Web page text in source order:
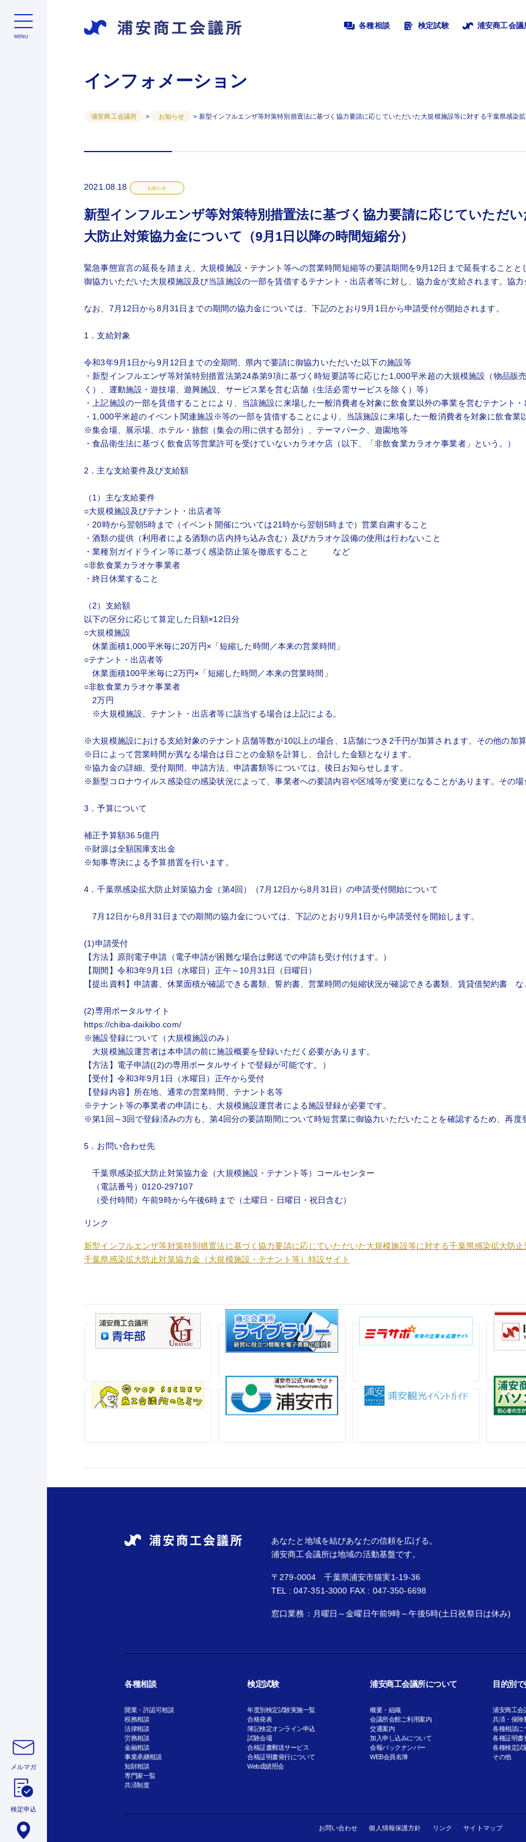
メルマガ
検定申込
各種相談 検定試験 浦安商工会議
インフォメーション
浦安商工会議所 > お知らせ > 新型インフルエンザ等対策特別措置法に基づく協力要請に応じていただいた大規模施設等に対する千葉県感染
2021.08.18 お知らせ
新型インフルエンザ等対策特別措置法に基づく協力要請に応じていただ
大防止対策協力金について（9月1日以降の時間短縮分）
緊急事態宣言の延長を踏まえ、大規模施設・テナント等への営業時間短縮等の要請期間を9月12日まで延長すること
御協力いただいた大規模施設及び当該施設の一部を賃借するテナント・出店者等に対し、協力金が支給されます。協
なお、7月12日から8月31日までの期間の協力金については、下記のとおり9月1日から申請受付が開始されます。
1．支給対象
令和3年9月1日から9月12日までの全期間、県内で要請に御協力いただいた以下の施設等
・新型インフルエンザ等対策特別措置法第24条第9項に基づく時短要請等に応じた1,000平米超の大規模施設（物品販
く）、運動施設・遊技場、遊興施設、サービス業を営む店舗（生活必需サービスを除く）等）
・上記施設の一部を賃借することにより、当該施設に来場した一般消費者を対象に飲食業以外の事業を営むテナント
・1,000平米超のイベント関連施設※等の一部を賃借することにより、当該施設に来場した一般消費者を対象に飲食業
※集会場、展示場、ホテル・旅館（集会の用に供する部分）、テーマパーク、遊園地等
・食品衛生法に基づく飲食店等営業許可を受けていないカラオケ店（以下、「非飲食業カラオケ事業者」という。）
2．主な支給要件及び支給額
（1）主な支給要件
○大規模施設及びテナント・出店者等
・20時から翌朝5時まで（イベント開催については21時から翌朝5時まで）営業自粛すること
・酒類の提供（利用者による酒類の店内持ち込み含む）及びカラオケ設備の使用は行わないこと
・業種別ガイドライン等に基づく感染防止策を徹底すること など
○非飲食業カラオケ事業者
・終日休業すること
（2）支給額
以下の区分に応じて算定した日額×12日分
○大規模施設
休業面積1,000平米毎に20万円×「短縮した時間／本来の営業時間」
○テナント・出店者等
休業面積100平米毎に2万円×「短縮した時間／本来の営業時間」
○非飲食業カラオケ事業者
2万円
※大規模施設、テナント・出店者等に該当する場合は上記による。
※大規模施設における支給対象のテナント店舗等数が10以上の場合、1店舗につき2千円が加算されます。その他の加
※日によって営業時間が異なる場合は日ごとの金額を計算し、合計した金額となります。
※協力金の詳細、受付期間、申請方法、申請書類等については、後日お知らせします。
※新型コロナウイルス感染症の感染状況によって、事業者への要請内容や区域等が変更になることがあります。その
3．予算について
補正予算額36.5億円
※財源は全額国庫支出金
※知事専決による予算措置を行います。
4．千葉県感染拡大防止対策協力金（第4回）（7月12日から8月31日）の申請受付開始について
7月12日から8月31日までの期間の協力金については、下記のとおり9月1日から申請受付を開始します。
(1)申請受付
【方法】原則電子申請（電子申請が困難な場合は郵送での申請も受け付けます。）
【期間】令和3年9月1日（水曜日）正午～10月31日（日曜日）
【提出資料】申請書、休業面積が確認できる書類、誓約書、営業時間の短縮状況が確認できる書類、賃貸借契約書 な
(2)専用ポータルサイト
https://chiba-daikibo.com/
※施設登録について（大規模施設のみ）
大規模施設運営者は本申請の前に施設概要を登録いただく必要があります。
【方法】電子申請((2)の専用ポータルサイトで登録が可能です。）
【受付】令和3年9月1日（水曜日）正午から受付
【登録内容】所在地、通常の営業時間、テナント名等
※テナント等の事業者の申請にも、大規模施設運営者による施設登録が必要です。
※第1回～3回で登録済みの方も、第4回分の要請期間について時短営業に御協力いただいたことを確認するため、再度
5．お問い合わせ先
千葉県感染拡大防止対策協力金（大規模施設・テナント等）コールセンター
（電話番号）0120-297107
（受付時間）午前9時から午後6時まで（土曜日・日曜日・祝日含む）
リンク
新型インフルエンザ等対策特別措置法に基づく協力要請に応じていただいた大規模施設等に対する千葉県感染拡大防
千葉県感染拡大防止対策協力金（大規模施設・テナント等）特設サイト
あなたと地域を結びあなたの信頼を広げる。
浦安商工会議所は地域の活動基盤です。
〒279-0004 千葉県浦安市猫実1-19-36
TEL : 047-351-3000 FAX : 047-350-6698
窓口業務：月曜日～金曜日午前9時～午後5時(土日祝祭日は休み)
各種相談
開業・許認可相談
税務相談
法律相談
労務相談
金融相談
事業承継相談
知財相談
専門家一覧
共済制度
検定試験
年度別検定試験実施一覧
合格発表
簿記検定オンライン申込
試験会場
合格証書郵送サービス
合格証明書発行について
Web成績照会
浦安商工会議所について
概要・組織
会議所会館ご利用案内
交通案内
加入申し込みについて
会報バックナンバー
WEB会員名簿
目的別
浦安商工会
共済・保険
各種相談に
各種証明書
各種検定試
その他
お問い合わせ 個人情報保護方針 リンク サイトマップ